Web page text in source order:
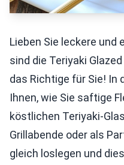
Lieben Sie leckere und
sind die Teriyaki
das Richtige für Sie! In
Ihnen, wie Sie saftige
köstlichen Teriyaki-
Grillabende oder als
gleich loslegen und